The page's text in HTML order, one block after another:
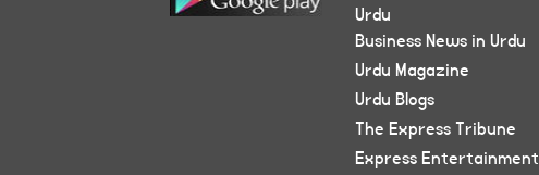
Urdu
Business News in Urdu
Urdu Magazine
Urdu Blogs
The Express Tribune
Express Entertainment